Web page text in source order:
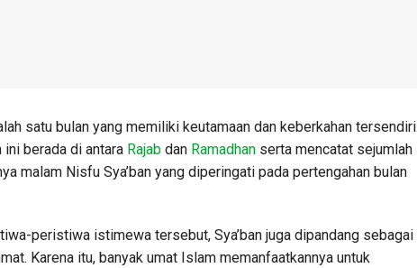
satu bulan yang memiliki keutamaan dan keberkahan tersendiri
ini berada di antara Rajab dan Ramadhan serta mencatat sejumlah
malam Nisfu Sya’ban yang diperingati pada pertengahan bulan
peristiwa istimewa tersebut, Sya’ban juga dipandang sebagai
Karena itu, banyak umat Islam memanfaatkannya untuk